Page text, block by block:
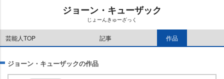
ジョーン・キューザック
じょーんきゅーざっく
芸能人TOP 記事 作品
ジョーン・キューザックの作品